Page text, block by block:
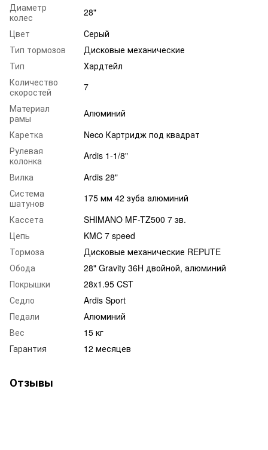
Диаметр
колес
28"
Цвет
Серый
Тип тормозов
Дисковые механические
Тип
Хардтейл
Количество
скоростей
7
Материал
рамы
Алюминий
Каретка
Neco Картридж под квадрат
Рулевая
колонка
Ardis 1-1/8"
Вилка
Ardis 28"
Система
шатунов
175 мм 42 зуба алюминий
Кассета
SHIMANO MF-TZ500 7 зв.
Цепь
KMC 7 speed
Тормоза
Дисковые механические REPUTE
Обода
28" Gravity 36H двойной, алюминий
Покрышки
28x1.95 CST
Седло
Ardis Sport
Педали
Алюминий
Вес
15 кг
Гарантия
12 месяцев
Отзывы